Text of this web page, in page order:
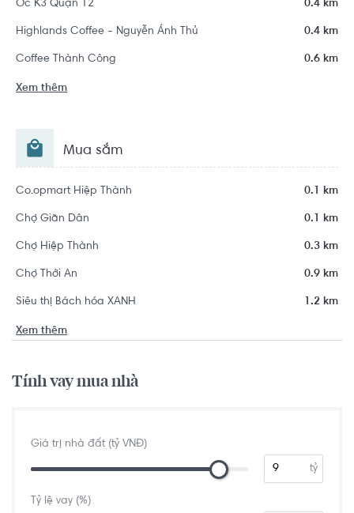
Ốc K3 Quận 12 0.4 km
Highlands Coffee - Nguyễn Ánh Thủ 0.4 km
Coffee Thành Công 0.6 km
Xem thêm
Mua sắm
Co.opmart Hiệp Thành 0.1 km
Chợ Giãn Dân 0.1 km
Chợ Hiệp Thành 0.3 km
Chợ Thới An 0.9 km
Siêu thị Bách hóa XANH 1.2 km
Xem thêm
Tính vay mua nhà
Giá trị nhà đất (tỷ VNĐ)
tỷ
Tỷ lệ vay (%)